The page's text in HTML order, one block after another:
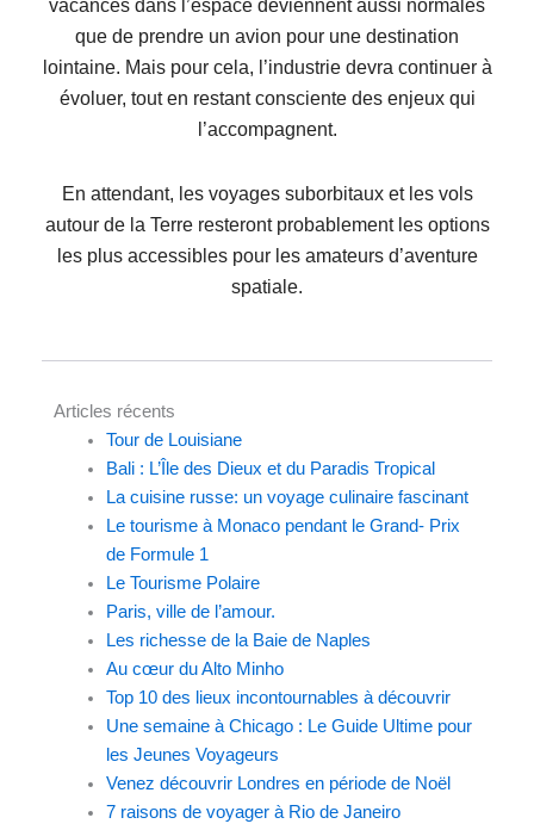
vacances dans l’espace deviennent aussi normales
que de prendre un avion pour une destination
lointaine. Mais pour cela, l’industrie devra continuer à
évoluer, tout en restant consciente des enjeux qui
l’accompagnent.
En attendant, les voyages suborbitaux et les vols
autour de la Terre resteront probablement les options
les plus accessibles pour les amateurs d’aventure
spatiale.
Articles récents
Tour de Louisiane
Bali : L’Île des Dieux et du Paradis Tropical
La cuisine russe: un voyage culinaire fascinant
Le tourisme à Monaco pendant le Grand- Prix
de Formule 1
Le Tourisme Polaire
Paris, ville de l’amour.
Les richesse de la Baie de Naples
Au cœur du Alto Minho
Top 10 des lieux incontournables à découvrir
Une semaine à Chicago : Le Guide Ultime pour
les Jeunes Voyageurs
Venez découvrir Londres en période de Noël
7 raisons de voyager à Rio de Janeiro